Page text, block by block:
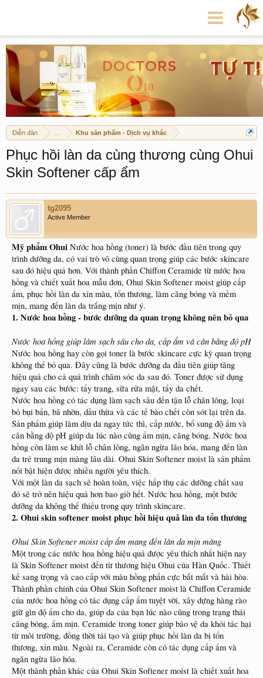
Diễn đàn Khu sản phẩm - Dịch vụ khác
Phục hồi làn da cùng thương cùng Ohui
Skin Softener cấp ẩm
tg2095
Active Member
Mỹ phẩm Ohui Nước hoa hồng (toner) là bước đầu tiên trong quy
trình dưỡng da, có vai trò vô cùng quan trọng giúp các bước skincare
sau đó hiệu quả hơn. Với thành phần Chiffon Ceramide từ nước hoa
hồng và chiết xuất hoa mẫu đơn, Ohui Skin Softener moist giúp cấp
ẩm, phục hồi làn da xỉn màu, tổn thương, làm căng bóng và mềm
mịn, mang đến làn da trắng mịn như ý.
1. Nước hoa hồng - bước dưỡng da quan trọng không nên bỏ qua
Nước hoa hồng giúp làm sạch sâu cho da, cấp ẩm và cân bằng độ pH
Nước hoa hồng hay còn gọi toner là bước skincare cực kỳ quan trọng
không thể bỏ qua. Đây cũng là bước dưỡng da đầu tiên giúp tăng
hiệu quả cho cả quá trình chăm sóc da sau đó. Toner được sử dụng
ngay sau các bước: tẩy trang, sữa rửa mặt, tẩy da chết.
Nước hoa hồng có tác dụng làm sạch sâu đến tận lỗ chân lông, loại
bỏ bụi bẩn, bã nhờn, dầu thừa và các tế bào chết còn sót lại trên da.
Sản phẩm giúp làm dịu da ngay tức thì, cấp nước, bổ sung độ ẩm và
cân bằng độ pH giúp da lúc nào cũng ẩm mịn, căng bóng. Nước hoa
hồng còn làm se khít lỗ chân lông, ngăn ngừa lão hóa, mang đến làn
da trẻ trung mịn màng lâu dài. Ohui Skin Softener moist là sản phẩm
nổi bật hiện được nhiều người yêu thích.
Với một làn da sạch sẽ hoàn toàn, việc hấp thụ các dưỡng chất sau
đó sẽ trở nên hiệu quả hơn bao giờ hết. Nước hoa hồng, một bước
dưỡng da không thể thiếu trong quy trình skincare.
2. Ohui skin softener moist phục hồi hiệu quả làn da tổn thương
Ohui Skin Softener moist cấp ẩm mang đến làn da mịn màng
Một trong các nước hoa hồng hiệu quả được yêu thích nhất hiện nay
là Skin Softener moist đến từ thương hiệu Ohui của Hàn Quốc. Thiết
kế sang trọng và cao cấp với màu hồng phấn cực bắt mắt và hài hòa.
Thành phần chính của Ohui Skin Softener moist là Chiffon Ceramide
của nước hoa hồng có tác dụng cấp ẩm tuyệt vời, xây dựng hàng rào
giữ gìn độ ẩm cho da, giúp da của bạn lúc nào cũng trong trạng thái
căng bóng, ẩm mịn. Ceramide trong toner giúp bảo vệ da khỏi tác hại
từ môi trường, đồng thời tái tạo và giúp phục hồi làn da bị tổn
thương, xỉn màu. Ngoài ra, Ceramide còn có tác dụng cấp ẩm và
ngăn ngừa lão hóa.
Một thành phần khác của Ohui Skin Softener moist là chiết xuất hoa